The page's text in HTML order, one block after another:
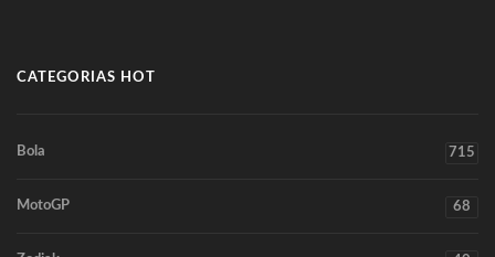
CATEGORIAS HOT
Bola 715
MotoGP 68